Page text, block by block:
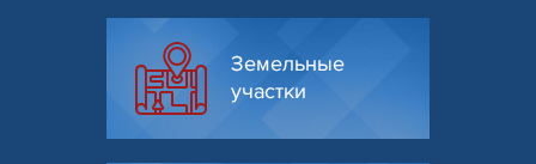
Земельные
участки